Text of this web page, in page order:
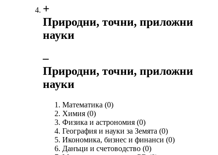
+
Природни, точни, приложни
науки
‒
Природни, точни, приложни
науки
Математика (0)
Химия (0)
Физика и астрономия (0)
География и науки за Земята (0)
Икономика, бизнес и финанси (0)
Данъци и счетоводство (0)